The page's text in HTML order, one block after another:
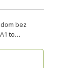
bez